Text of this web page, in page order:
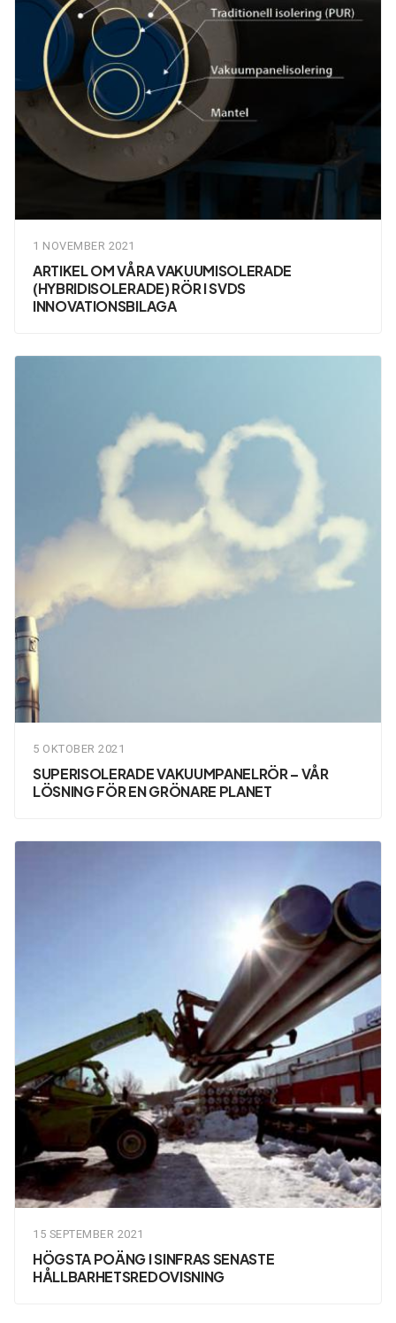
1 NOVEMBER 2021
ARTIKEL OM VÅRA VAKUUMISOLERADE
(HYBRIDISOLERADE) RÖR I SVDS
INNOVATIONSBILAGA
5 OKTOBER 2021
SUPERISOLERADE VAKUUMPANELRÖR – VÅR
LÖSNING FÖR EN GRÖNARE PLANET
15 SEPTEMBER 2021
HÖGSTA POÄNG I SINFRAS SENASTE
HÅLLBARHETSREDOVISNING